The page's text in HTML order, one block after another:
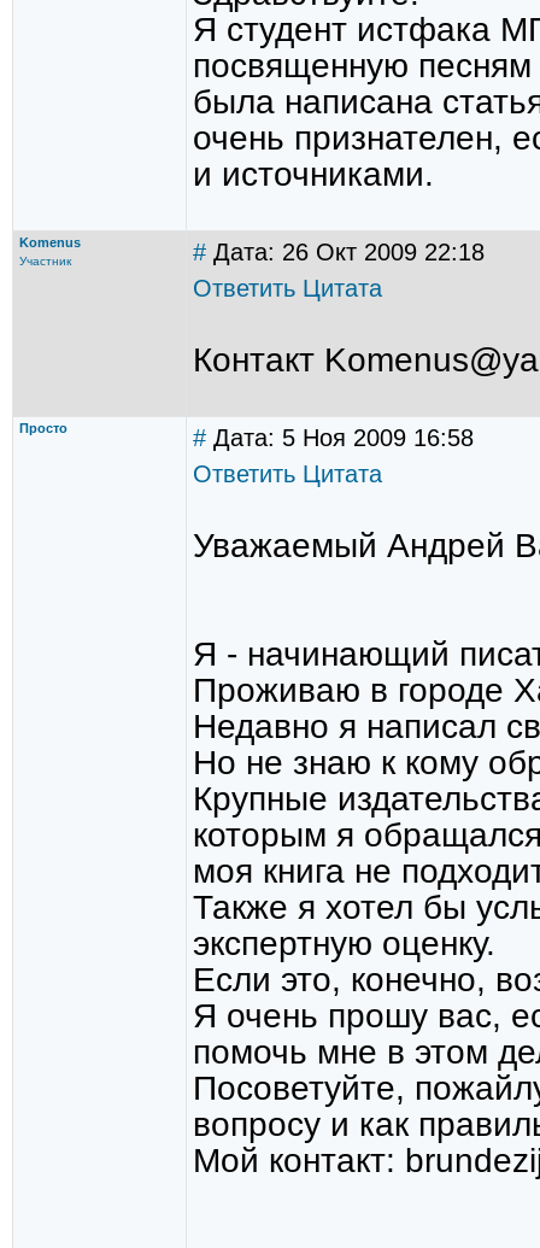
Я студент истфака
посвященную
была написана
очень признателен,
и источниками.
Komenus
Участник # Дата: 26 Окт 2009 22:18
Ответить Цитата
Контакт
Просто # Дата: 5 Ноя 2009 16:58
Ответить Цитата
Уважаемый Андрей
Я - начинающий
Проживаю в городе
Недавно я написал
Но не знаю к кому
Крупные
которым я
моя книга не
Также я хотел бы
экспертную оценку.
Если это, конечно,
Я очень прошу вас,
помочь мне в этом
Посоветуйте,
вопросу и как
Мой контакт: